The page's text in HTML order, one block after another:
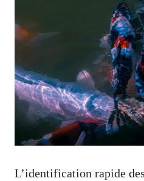
L’identification rapide